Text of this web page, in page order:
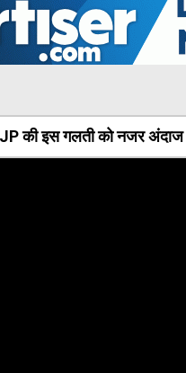
की इस गलती को नजर अंदाज